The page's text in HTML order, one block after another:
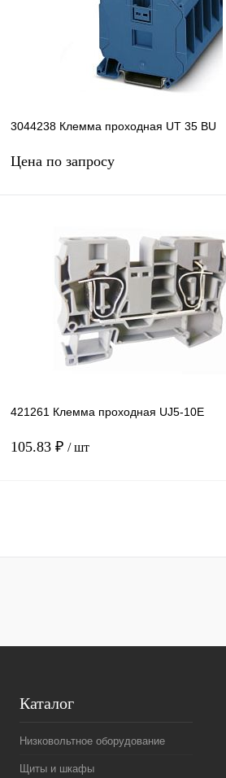
Под заказ
3044238 Клемма проходная UT 35 BU
Цена по запросу
Купить в 1 клик Сравнение
В избранное
наличии
421261 Клемма проходная UJ5-10E
105.83 ₽ / шт
Купить в 1 клик Сравнение
Каталог
Низковольтное оборудование
Щиты и шкафы